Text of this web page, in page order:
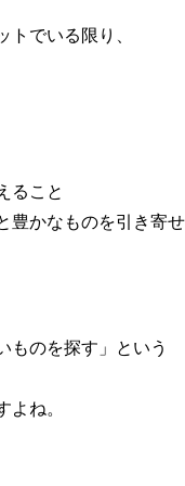
トでいる限り、
ること
豊かなものを引き寄
ものを探す」という
よね。